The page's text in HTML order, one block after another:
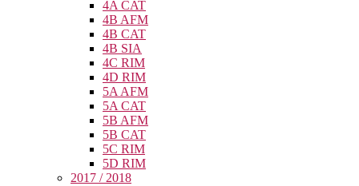
4A CAT
4B AFM
4B CAT
4B SIA
4C RIM
4D RIM
5A AFM
5A CAT
5B AFM
5B CAT
5C RIM
5D RIM
2017 / 2018